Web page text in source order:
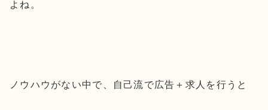
よね。
ノウハウがない中で、自己流で広告＋求人を行うと